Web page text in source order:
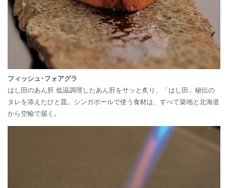
フィッシュ･フォアグラ
はし田のあん肝 低温調理したあん肝をサッと炙り、「はし田」秘伝の
タレを添えたひと皿。シンガポールで使う食材は、すべて築地と北海道
から空輸で届く。